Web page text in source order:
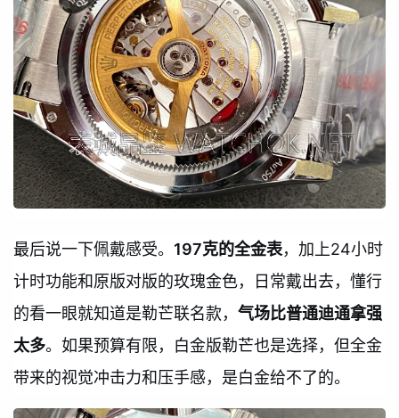
最后说一下佩戴感受。 197克的全金表，加上24小时
计时功能和原版对版的玫瑰金色，日常戴出去，懂行
的看一眼就知道是勒芒联名款， 气场比普通迪通拿强
太多。如果预算有限，白金版勒芒也是选择，但全金
带来的视觉冲击力和压手感，是白金给不了的。